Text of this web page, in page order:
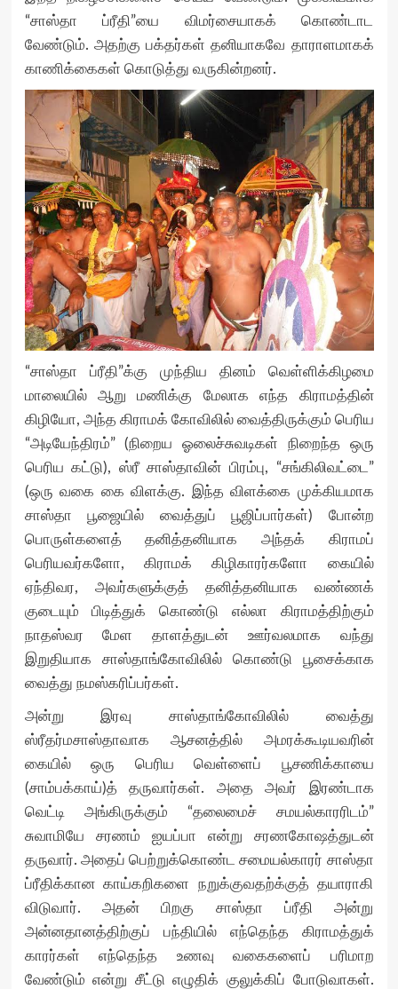
“சாஸ்தா ப்ரீதி”யை விமர்சையாகக் கொண்டாட
வேண்டும். அதற்கு பக்தர்கள் தனியாகவே தாராளமாகக்
காணிக்கைகள் கொடுத்து வருகின்றனர்.
“சாஸ்தா ப்ரீதி”க்கு முந்திய தினம் வெள்ளிக்கிழமை
மாலையில் ஆறு மணிக்கு மேலாக எந்த கிராமத்தின்
கிழியோ, அந்த கிராமக் கோவிலில் வைத்திருக்கும் பெரிய
“அடியேந்திரம்” (நிறைய ஓலைச்சுவடிகள் நிறைந்த ஒரு
பெரிய கட்டு), ஸ்ரீ சாஸ்தாவின் பிரம்பு, “சங்கிலிவட்டை”
(ஒரு வகை கை விளக்கு. இந்த விளக்கை முக்கியமாக
சாஸ்தா பூஜையில் வைத்துப் பூஜிப்பார்கள்) போன்ற
பொருள்களைத் தனித்தனியாக அந்தக் கிராமப்
பெரியவர்களோ, கிராமக் கிழிகாரர்களோ கையில்
ஏந்திவர, அவர்களுக்குத் தனித்தனியாக வண்ணக்
குடையும் பிடித்துக் கொண்டு எல்லா கிராமத்திற்கும்
நாதஸ்வர மேள தாளத்துடன் ஊர்வலமாக வந்து
இறுதியாக சாஸ்தாங்கோவிலில் கொண்டு பூசைக்காக
வைத்து நமஸ்கரிப்பர்கள்.
அன்று இரவு சாஸ்தாங்கோவிலில் வைத்து
ஸ்ரீதர்மசாஸ்தாவாக ஆசனத்தில் அமரக்கூடியவரின்
கையில் ஒரு பெரிய வெள்ளைப் பூசணிக்காயை
(சாம்பக்காய்)த் தருவார்கள். அதை அவர் இரண்டாக
வெட்டி அங்கிருக்கும் “தலைமைச் சமயல்காரரிடம்”
சுவாமியே சரணம் ஐயப்பா என்று சரணகோஷத்துடன்
தருவார். அதைப் பெற்றுக்கொண்ட சமையல்காரர் சாஸ்தா
ப்ரீதிக்கான காய்கறிகளை நறுக்குவதற்க்குத் தயாராகி
விடுவார். அதன் பிறகு சாஸ்தா ப்ரீதி அன்று
அன்னதானத்திற்குப் பந்தியில் எந்தெந்த கிராமத்துக்
காரர்கள் எந்தெந்த உணவு வகைகளைப் பரிமாற
வேண்டும் என்று சீட்டு எழுதிக் குலுக்கிப் போடுவாகள்.